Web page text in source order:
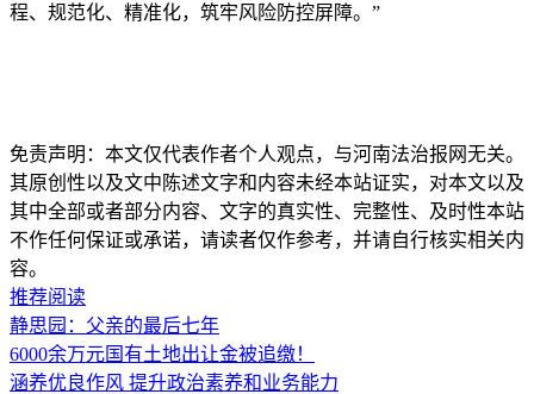
程、规范化、精准化，筑牢风险防控屏障。”
免责声明：本文仅代表作者个人观点，与河南法治报网无关。
其原创性以及文中陈述文字和内容未经本站证实，对本文以及
其中全部或者部分内容、文字的真实性、完整性、及时性本站
不作任何保证或承诺，请读者仅作参考，并请自行核实相关内
容。
推荐阅读
静思园：父亲的最后七年
6000余万元国有土地出让金被追缴！
涵养优良作风 提升政治素养和业务能力